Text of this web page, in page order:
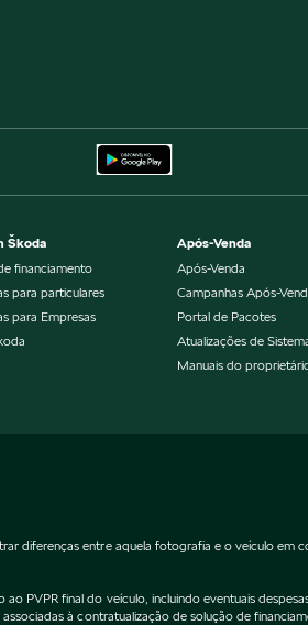
Škoda
financiamento
para particulares
para Empresas
Após-Venda
Após-Venda
Campanhas Após-
Portal de Pacotes
Atualizações de
Manuais do
diferenças entre aquela fotografia e o veículo em
PVPR final do veículo, incluindo eventuais
à contratualização de solução de